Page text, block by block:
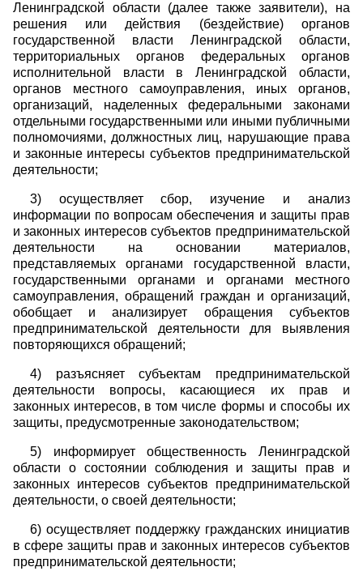
Ленинградской области (далее также заявители), на
решения или действия (бездействие) органов
государственной власти Ленинградской области,
территориальных органов федеральных органов
исполнительной власти в Ленинградской области,
органов местного самоуправления, иных органов,
организаций, наделенных федеральными законами
отдельными государственными или иными публичными
полномочиями, должностных лиц, нарушающие права
и законные интересы субъектов предпринимательской
деятельности;
3) осуществляет сбор, изучение и анализ
информации по вопросам обеспечения и защиты прав
и законных интересов субъектов предпринимательской
деятельности на основании материалов,
представляемых органами государственной власти,
государственными органами и органами местного
самоуправления, обращений граждан и организаций,
обобщает и анализирует обращения субъектов
предпринимательской деятельности для выявления
повторяющихся обращений;
4) разъясняет субъектам предпринимательской
деятельности вопросы, касающиеся их прав и
законных интересов, в том числе формы и способы их
защиты, предусмотренные законодательством;
5) информирует общественность Ленинградской
области о состоянии соблюдения и защиты прав и
законных интересов субъектов предпринимательской
деятельности, о своей деятельности;
6) осуществляет поддержку гражданских инициатив
в сфере защиты прав и законных интересов субъектов
предпринимательской деятельности;